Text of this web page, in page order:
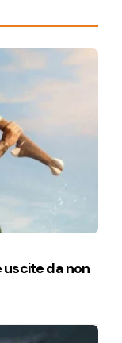
uscite da non